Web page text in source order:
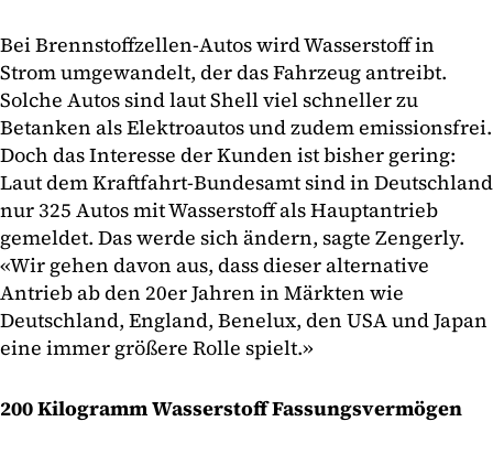
Bei Brennstoffzellen-Autos wird Wasserstoff in
Strom umgewandelt, der das Fahrzeug antreibt.
Solche Autos sind laut Shell viel schneller zu
Betanken als Elektroautos und zudem emissionsfrei.
Doch das Interesse der Kunden ist bisher gering:
Laut dem Kraftfahrt-Bundesamt sind in Deutschland
nur 325 Autos mit Wasserstoff als Hauptantrieb
gemeldet. Das werde sich ändern, sagte Zengerly.
«Wir gehen davon aus, dass dieser alternative
Antrieb ab den 20er Jahren in Märkten wie
Deutschland, England, Benelux, den USA und Japan
eine immer größere Rolle spielt.»
200 Kilogramm Wasserstoff Fassungsvermögen